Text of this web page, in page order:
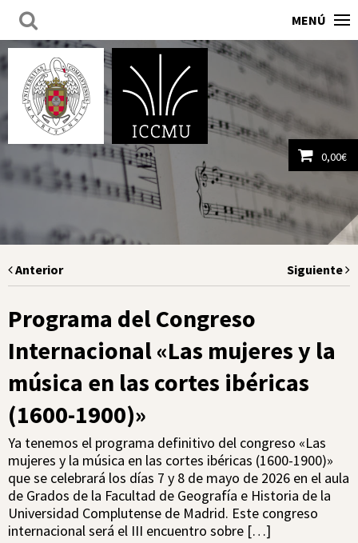
MENÚ
0,00€
Ver carrito
Anterior Siguiente
Programa del Congreso
Internacional «Las mujeres y la
música en las cortes ibéricas
(1600-1900)»
Ya tenemos el programa definitivo del congreso «Las
mujeres y la música en las cortes ibéricas (1600-1900)»
que se celebrará los días 7 y 8 de mayo de 2026 en el aula
de Grados de la Facultad de Geografía e Historia de la
Universidad Complutense de Madrid. Este congreso
internacional será el III encuentro sobre […]